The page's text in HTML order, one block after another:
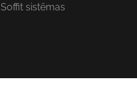
Soffit sistēmas